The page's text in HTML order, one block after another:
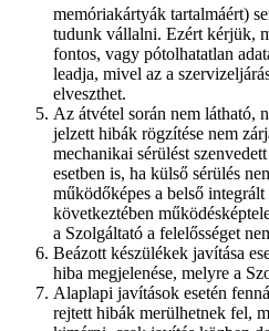
memóriakártyák tartalmáért)
tudunk vállalni. Ezért kérjük,
fontos, vagy pótolhatatlan
leadja, mivel az a
elveszthet.
Az átvétel során nem látható,
jelzett hibák rögzítése nem
mechanikai sérülést
esetben is, ha külső sérülés
működőképes a belső
következtében
a Szolgáltató a felelősséget
Beázott készülékek javítása
hiba megjelenése, melyre a
Alaplapi javítások esetén
rejtett hibák merülhetnek fel,